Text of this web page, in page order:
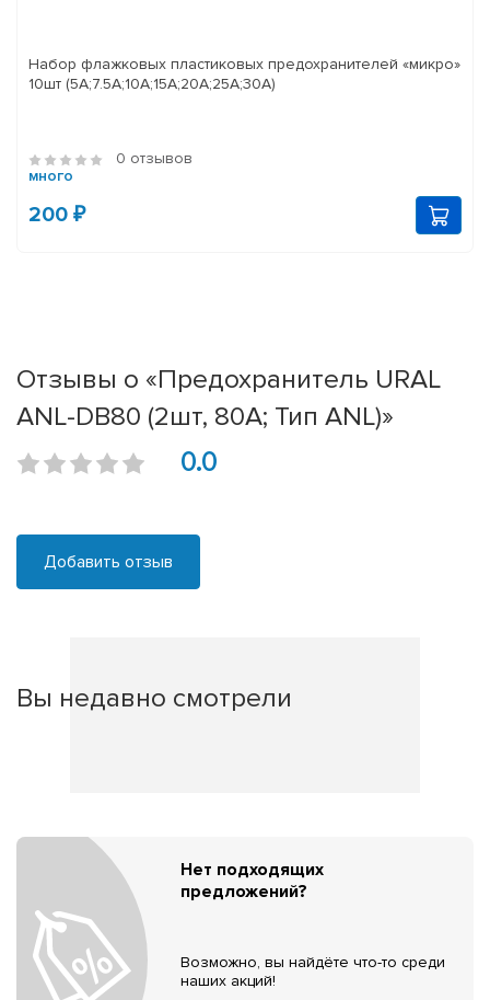
Набор флажковых пластиковых предохранителей «микро»
10шт (5А;7.5А;10А;15А;20А;25А;30А)
0 отзывов
много
200 ₽
Отзывы о «Предохранитель URAL
ANL-DB80 (2шт, 80А; Тип ANL)»
0.0
Добавить отзыв
Вы недавно смотрели
Нет подходящих
предложений?
Возможно, вы найдёте что-то среди
наших акций!